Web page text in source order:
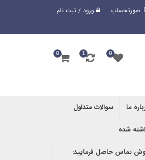
صورتحساب ورود / ثبت نام
0
1
0
ما سوالات متداول
شده
تماس حاصل فرمایید: